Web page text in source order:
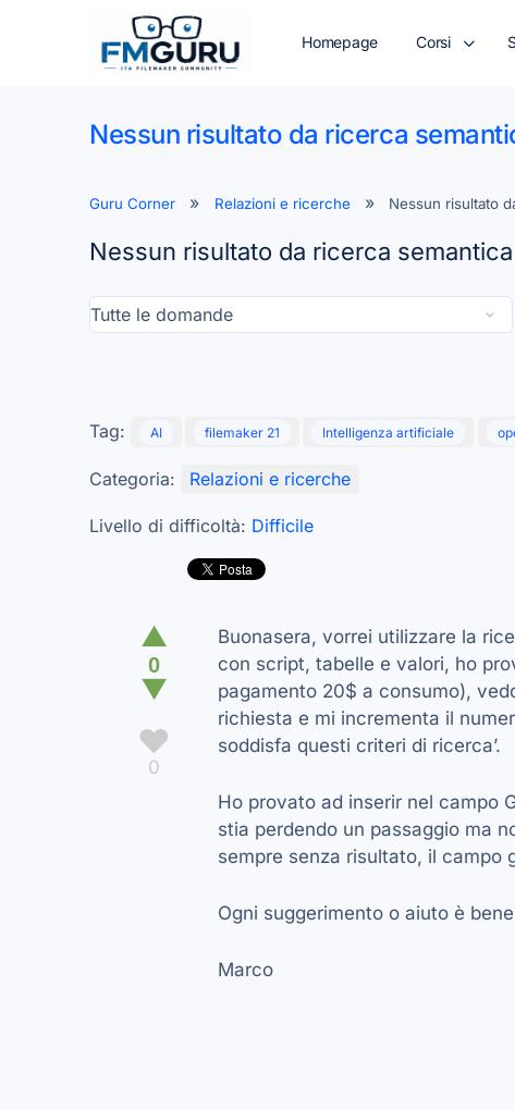
Homepage Corsi
Nessun risultato da ricerca
Guru Corner Relazioni e ricerche Nessun risultato
Nessun risultato da ricerca
Tag: AI filemaker 21 Intelligenza artificiale
Categoria: Relazioni e ricerche
Livello di difficoltà: Difficile
▲
0
▼
♥
0
Buonasera, vorrei utilizzare la
con script, tabelle e valori, ho
pagamento 20$ a consumo),
richiesta e mi incrementa il
soddisfa questi criteri di ricerca’.
Ho provato ad inserir nel campo
stia perdendo un passaggio ma
sempre senza risultato, il campo
Ogni suggerimento o aiuto è
Marco